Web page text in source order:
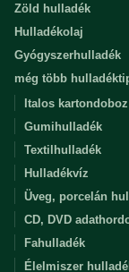
Zöld hulladék
Hulladékolaj
Gyógyszerhulladék
még több
Italos
Gumihulladék
Textilhulladék
Hulladékvíz
Üveg, porcelán
CD, DVD
Fahulladék
Élelmiszer